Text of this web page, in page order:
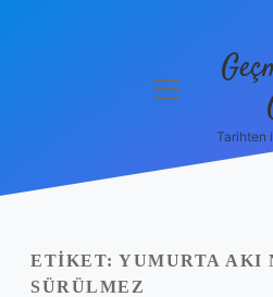
Yasal Uyarı
menüyü
Tarihten
ETIKET: YUMURTA AKI
SÜRÜLMEZ